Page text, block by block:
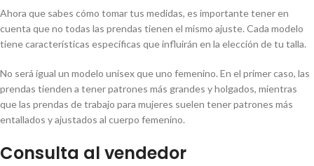
Ahora que sabes cómo tomar tus medidas, es importante tener en
cuenta que no todas las prendas tienen el mismo ajuste. Cada modelo
tiene características específicas que influirán en la elección de tu talla.
No será igual un modelo unisex que uno femenino. En el primer caso, las
prendas tienden a tener patrones más grandes y holgados, mientras
que las prendas de trabajo para mujeres suelen tener patrones más
entallados y ajustados al cuerpo femenino.
Consulta al vendedor